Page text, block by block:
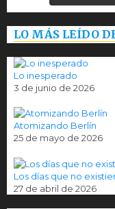
LO MÁS LEÍDO
Lo inesperado
3 de junio de 2026
Atomizando Berlín
25 de mayo de 2026
Los días que no
27 de abril de 2026